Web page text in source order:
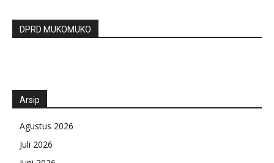
DPRD MUKOMUKO
Arsip
Agustus 2026
Juli 2026